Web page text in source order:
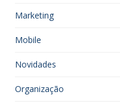
Marketing
Mobile
Novidades
Organização